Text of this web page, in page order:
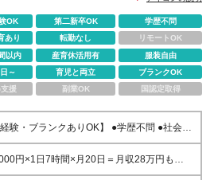
OK 第二新卒OK
学歴不問
あり 転勤なし
リモートOK
以内 産育休活用有
服装自由
～ 育児と両立
ブランクOK
援 副業OK 国認定取得
経験・ブランクありOK】 ●学歴不問 ●社会人
●第二新卒歓迎 20代・30代・40代の幅広
方が活躍しています！
円×1日7時間×月20日＝月収28万円も可
1,800円～2,000円＋交通費別途実費支給